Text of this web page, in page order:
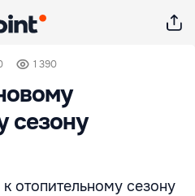
1 390
сезону
отопительному сезону